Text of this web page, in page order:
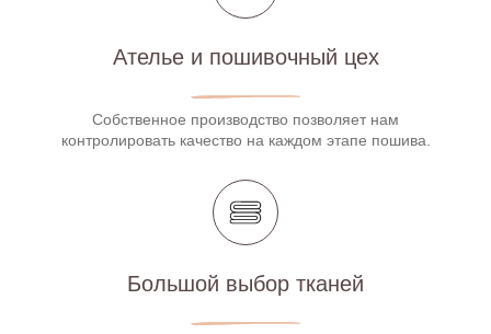
Ателье и пошивочный цех
Собственное производство позволяет нам
контролировать качество на каждом этапе пошива.
Большой выбор тканей